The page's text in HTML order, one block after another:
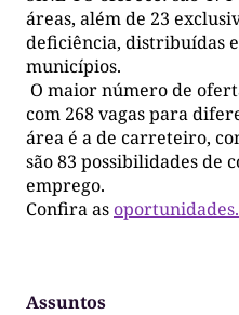
áreas, além de 23
deficiência, distribuídas
municípios.
O maior número de
com 268 vagas para
área é a de carreteiro,
são 83 possibilidades de
emprego.
Confira as oportunidades.
Assuntos